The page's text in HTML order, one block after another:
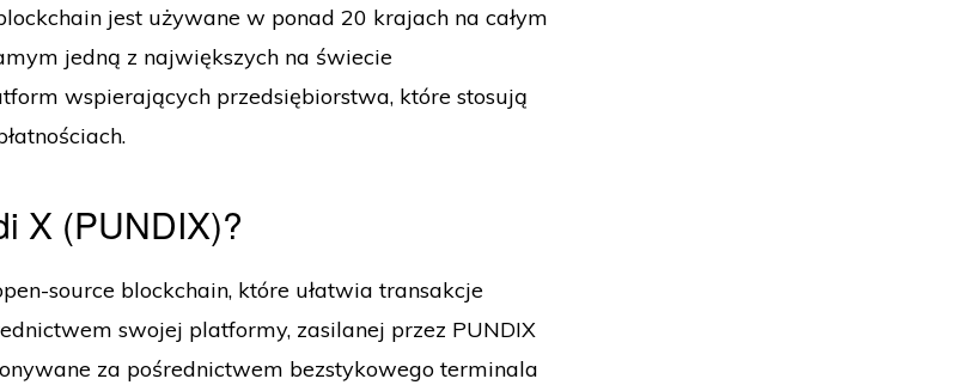
jest używane w ponad 20 krajach na całym
jedną z największych na świecie
wspierających przedsiębiorstwa, które stosują
X (PUNDIX)?
source blockchain, które ułatwia transakcje
swojej platformy, zasilanej przez PUNDIX
za pośrednictwem bezstykowego terminala